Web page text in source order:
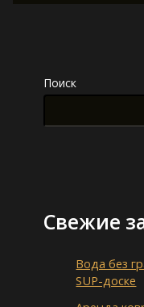
Поиск
Свежие
Вода без
SUP-доске